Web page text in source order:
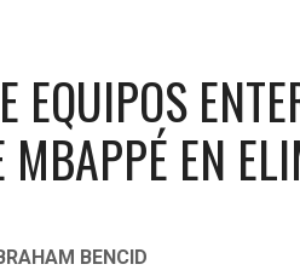
EQUIPOS
MBAPPÉ EN
BENCID